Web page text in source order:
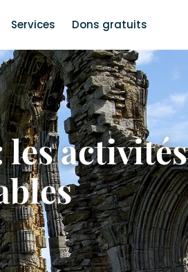
Services Dons gratuits
les activités